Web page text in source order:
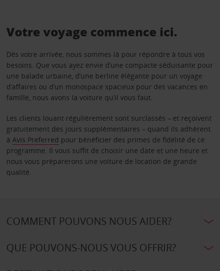
Votre voyage commence ici.
Dès votre arrivée, nous sommes là pour répondre à tous vos
besoins. Que vous ayez envie d’une compacte séduisante pour
une balade urbaine, d’une berline élégante pour un voyage
d’affaires ou d’un monospace spacieux pour des vacances en
famille, nous avons la voiture qu’il vous faut.
Les clients louant régulièrement sont surclassés – et reçoivent
gratuitement des jours supplémentaires – quand ils adhèrent
à Avis Preferred pour bénéficier des primes de fidélité de ce
programme. Il vous suffit de choisir une date et une heure et
nous vous préparerons une voiture de location de grande
qualité.
COMMENT POUVONS NOUS AIDER?
QUE POUVONS-NOUS VOUS OFFRIR?